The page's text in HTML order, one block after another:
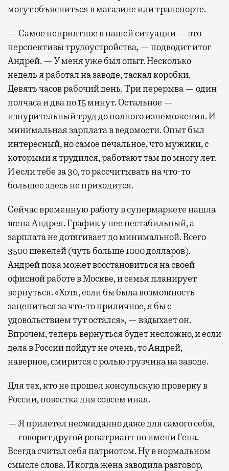
могут объясниться в магазине или транспорте.
— Самое неприятное в нашей ситуации — это
перспективы трудоустройства, — подводит итог
Андрей. — У меня уже был опыт. Несколько
недель я работал на заводе, таскал коробки.
Девять часов рабочий день. Три перерыва — один
полчаса и два по 15 минут. Остальное —
изнурительный труд до полного изнеможения. И
минимальная зарплата в ведомости. Опыт был
интересный, но самое печальное, что мужики, с
которыми я трудился, работают там по многу лет.
И если тебе за 30, то рассчитывать на что-то
большее здесь не приходится.
Сейчас временную работу в супермаркете нашла
жена Андрея. График у нее нестабильный, а
зарплата не дотягивает до минимальной. Всего
3500 шекелей (чуть больше 1000 долларов).
Андрей пока может восстановиться на своей
офисной работе в Москве, и семья планирует
вернуться. «Хотя, если бы была возможность
зацепиться за что-то приличное, я бы с
удовольствием тут остался», — вздыхает он.
Впрочем, теперь вернуться будет несложно, и если
дела в России пойдут не очень, то Андрей,
наверное, смирится с ролью грузчика на заводе.
Для тех, кто не прошел консульскую проверку в
России, повестка дня совсем иная.
— Я прилетел неожиданно даже для самого себя,
— говорит другой репатриант по имени Гена. —
Всегда считал себя патриотом. Ну в нормальном
смысле слова. И когда жена заводила разговор,